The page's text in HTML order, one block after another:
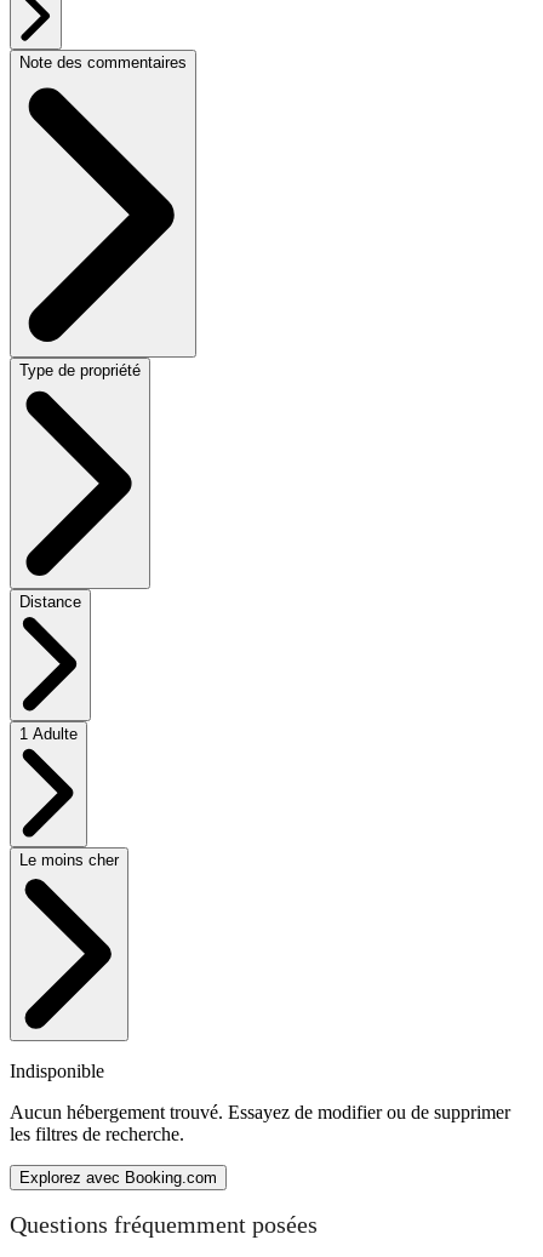
Note des commentaires
Type de propriété
Distance
1 Adulte
Le moins cher
Indisponible
Aucun hébergement trouvé. Essayez de modifier ou de supprimer
les filtres de recherche.
Explorez avec Booking.com
Questions fréquemment posées